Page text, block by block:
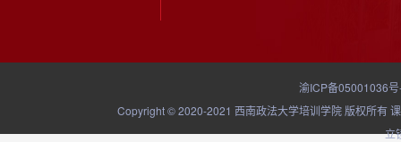
渝ICP备05001036
Copyright © 2020-2021 西南政法大学培训学院 版权所有
立